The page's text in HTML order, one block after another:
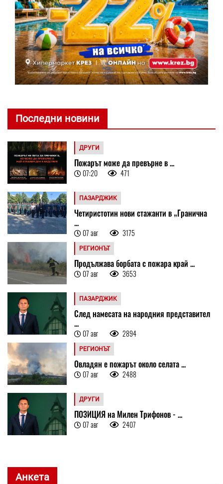
Последни новини
ДРУГИ
Пожарът може да превърне в ...
07:20 471
ПАЗАРДЖИК
Четиристотин нови стажанти в „Гранична
...
07 авг 3175
РЕГИОНЪТ
Продължава борбата с пожара край ...
07 авг 3653
ПАЗАРДЖИК
След намесата на народния представител
...
07 авг 2894
РЕГИОНЪТ
Овладян е пожарът около селата ...
07 авг 2488
ДРУГИ
ПОЗИЦИЯ на Милен Трифонов - ...
07 авг 2407
Анкета